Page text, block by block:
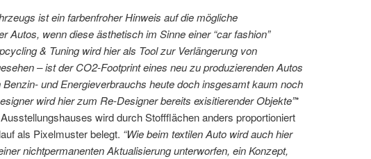
ist ein farbenfroher Hinweis auf die mögliche
Autos, wenn diese ästhetisch im Sinne einer “car fashion”
& Tuning wird hier als Tool zur Verlängerung von
– ist der CO2-Footprint eines neu zu produzierenden Autos
und Energieverbrauchs heute doch insgesamt kaum noch
wird hier zum Re-Designer bereits exisitierender Objekte”*
wird durch Stoffflächen anders proportioniert
als Pixelmuster belegt. “Wie beim textilen Auto wird auch hier
nichtpermanenten Aktualisierung unterworfen, ein Konzept,